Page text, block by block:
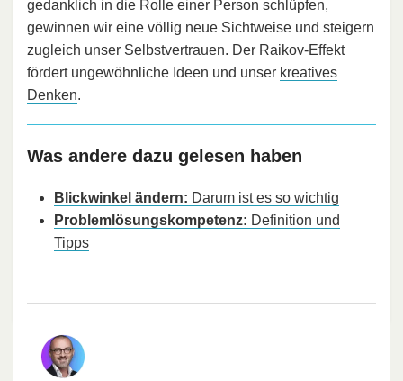
gedanklich in die Rolle einer Person schlüpfen,
gewinnen wir eine völlig neue Sichtweise und steigern
zugleich unser Selbstvertrauen. Der Raikov-Effekt
fördert ungewöhnliche Ideen und unser kreatives
Denken.
Was andere dazu gelesen haben
Blickwinkel ändern: Darum ist es so wichtig
Problemlösungskompetenz: Definition und
Tipps